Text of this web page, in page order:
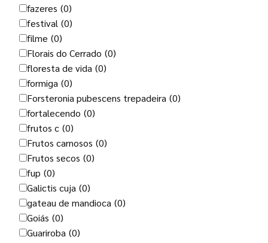
fazeres (0)
festival (0)
filme (0)
Florais do Cerrado (0)
floresta de vida (0)
formiga (0)
Forsteronia pubescens trepadeira (0)
fortalecendo (0)
frutos c (0)
Frutos carnosos (0)
Frutos secos (0)
fup (0)
Galictis cuja (0)
gateau de mandioca (0)
Goiás (0)
Guariroba (0)